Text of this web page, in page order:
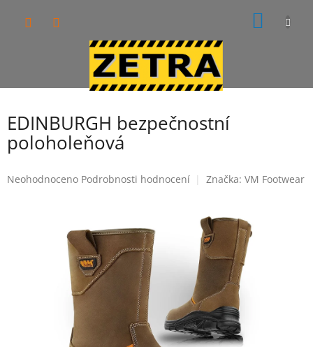
EDINBURGH bezpečnostní
poloholeňová
Průměrné
Neohodnoceno Podrobnosti hodnocení Značka: VM Footwear